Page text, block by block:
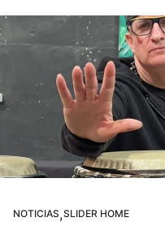
NOTICIAS,SLIDER HOME